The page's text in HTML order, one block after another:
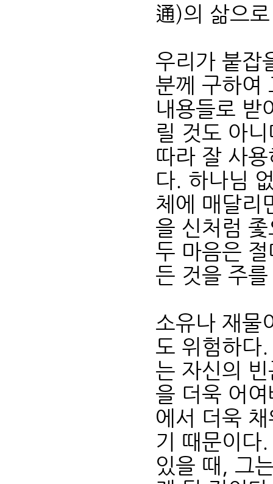
通)의 삶으
우리가 붙잡
분께 구하여
내용들로 받
릴 것도 아
따라 잘 사
다. 하나님
체에 매달리
을 신처럼
두 마음은
든 것을 주
소유나 재물
도 위험하다
는 자신의
을 더욱 어
에서 더욱
기 때문이
있을 때, 그